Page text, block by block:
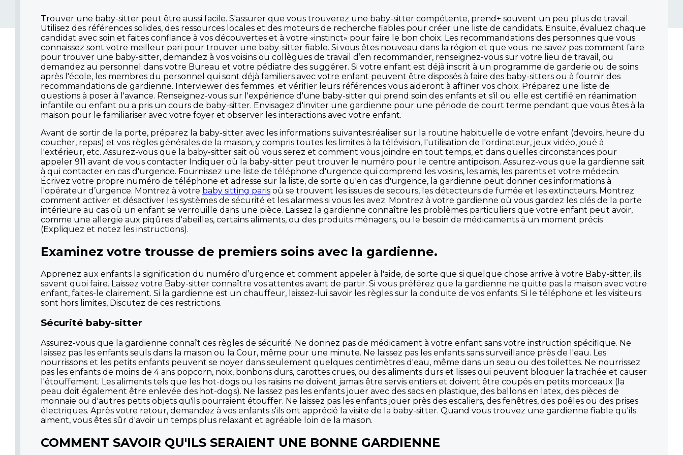
Trouver une baby-sitter peut être aussi facile. S'assurer que vous trouverez une baby-sitter compétente, prend+ souvent un peu plus de travail.
Utilisez des références solides, des ressources locales et des moteurs de recherche fiables pour créer une liste de candidats. Ensuite, évaluez chaque
candidat avec soin et faites confiance à vos découvertes et à votre «instinct» pour faire le bon choix. Les recommandations des personnes que vous
connaissez sont votre meilleur pari pour trouver une baby-sitter fiable. Si vous êtes nouveau dans la région et que vous ne savez pas comment faire
pour trouver une baby-sitter, demandez à vos voisins ou collègues de travail d’en recommander, renseignez-vous sur votre lieu de travail, ou
demandez au personnel dans votre Bureau et votre pédiatre des suggérer. Si votre enfant est déjà inscrit à un programme de garderie ou de soins
après l'école, les membres du personnel qui sont déjà familiers avec votre enfant peuvent être disposés à faire des baby-sitters ou à fournir des
recommandations de gardienne. Interviewer des femmes et vérifier leurs références vous aideront à affiner vos choix. Préparez une liste de
questions à poser à l'avance. Renseignez-vous sur l'expérience d'une baby-sitter qui prend soin des enfants et s'il ou elle est certifié en réanimation
infantile ou enfant ou a pris un cours de baby-sitter. Envisagez d'inviter une gardienne pour une période de court terme pendant que vous êtes à la
maison pour le familiariser avec votre foyer et observer les interactions avec votre enfant.
Avant de sortir de la porte, préparez la baby-sitter avec les informations suivantes:réaliser sur la routine habituelle de votre enfant (devoirs, heure du
coucher, repas) et vos règles générales de la maison, y compris toutes les limites à la télévision, l'utilisation de l'ordinateur, jeux vidéo, joué à
l'extérieur, etc. Assurez-vous que la baby-sitter sait où vous serez et comment vous joindre en tout temps, et dans quelles circonstances pour
appeler 911 avant de vous contacter Indiquer où la baby-sitter peut trouver le numéro pour le centre antipoison. Assurez-vous que la gardienne sait
à qui contacter en cas d'urgence. Fournissez une liste de téléphone d'urgence qui comprend les voisins, les amis, les parents et votre médecin.
Écrivez votre propre numéro de téléphone et adresse sur la liste, de sorte qu'en cas d'urgence, la gardienne peut donner ces informations à
l'opérateur d’urgence. Montrez à votre baby sitting paris où se trouvent les issues de secours, les détecteurs de fumée et les extincteurs. Montrez
comment activer et désactiver les systèmes de sécurité et les alarmes si vous les avez. Montrez à votre gardienne où vous gardez les clés de la porte
intérieure au cas où un enfant se verrouille dans une pièce. Laissez la gardienne connaître les problèmes particuliers que votre enfant peut avoir,
comme une allergie aux piqûres d'abeilles, certains aliments, ou des produits ménagers, ou le besoin de médicaments à un moment précis
(Expliquez et notez les instructions).
Examinez votre trousse de premiers soins avec la gardienne.
Apprenez aux enfants la signification du numéro d’urgence et comment appeler à l'aide, de sorte que si quelque chose arrive à votre Baby-sitter, ils
savent quoi faire. Laissez votre Baby-sitter connaître vos attentes avant de partir. Si vous préférez que la gardienne ne quitte pas la maison avec votre
enfant, faites-le clairement. Si la gardienne est un chauffeur, laissez-lui savoir les règles sur la conduite de vos enfants. Si le téléphone et les visiteurs
sont hors limites, Discutez de ces restrictions.
Sécurité baby-sitter
Assurez-vous que la gardienne connaît ces règles de sécurité: Ne donnez pas de médicament à votre enfant sans votre instruction spécifique. Ne
laissez pas les enfants seuls dans la maison ou la Cour, même pour une minute. Ne laissez pas les enfants sans surveillance près de l'eau. Les
nourrissons et les petits enfants peuvent se noyer dans seulement quelques centimètres d'eau, même dans un seau ou des toilettes. Ne nourrissez
pas les enfants de moins de 4 ans popcorn, noix, bonbons durs, carottes crues, ou des aliments durs et lisses qui peuvent bloquer la trachée et causer
l'étouffement. Les aliments tels que les hot-dogs ou les raisins ne doivent jamais être servis entiers et doivent être coupés en petits morceaux (la
peau doit également être enlevée des hot-dogs). Ne laissez pas les enfants jouer avec des sacs en plastique, des ballons en latex, des pièces de
monnaie ou d'autres petits objets qu'ils pourraient étouffer. Ne laissez pas les enfants jouer près des escaliers, des fenêtres, des poêles ou des prises
électriques. Après votre retour, demandez à vos enfants s'ils ont apprécié la visite de la baby-sitter. Quand vous trouvez une gardienne fiable qu'ils
aiment, vous êtes sûr d'avoir un temps plus relaxant et agréable loin de la maison.
COMMENT SAVOIR QU'ILS SERAIENT UNE BONNE GARDIENNE